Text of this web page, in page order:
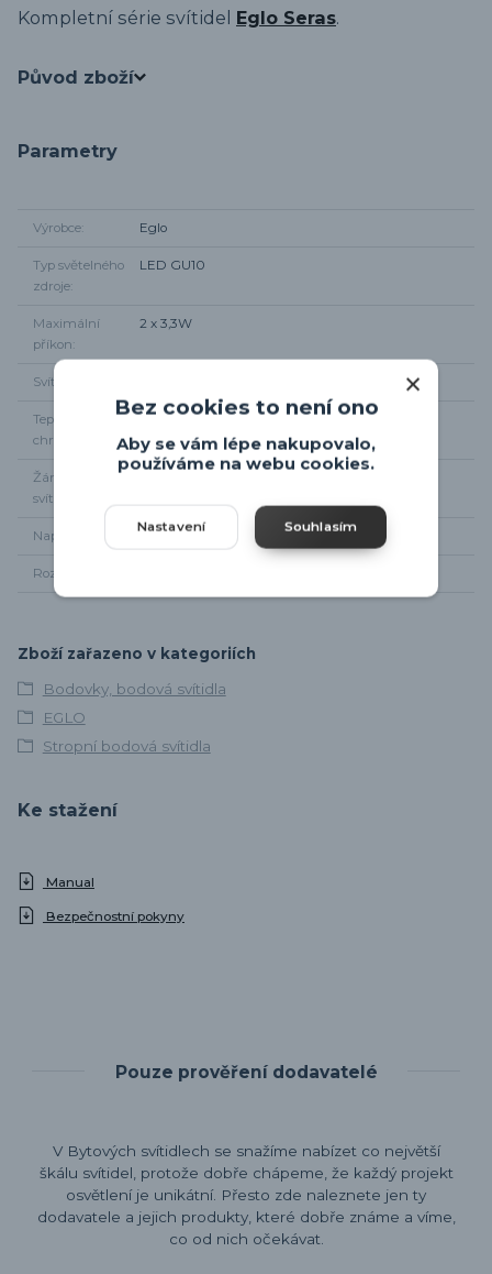
Kompletní série svítidel Eglo Seras.
Původ zboží
Parametry
Výrobce Eglo
Typ světelného
zdroje
LED GU10
Maximální
příkon
2 x 3,3W
Svítivost
Teplota
chromatičnosti
3000K
Žárovka součástí
svítidla
Napájení 220 - 240V
Rozměr svítidla
Zboží zařazeno v kategoriích
Bodovky, bodová svítidla
EGLO
Stropní bodová svítidla
Ke stažení
Manual
Bezpečnostní pokyny
Pouze prověření dodavatelé
V Bytových svítidlech se snažíme nabízet co největší
škálu svítidel, protože dobře chápeme, že každý projekt
osvětlení je unikátní. Přesto zde naleznete jen ty
dodavatele a jejich produkty, které dobře známe a víme,
co od nich očekávat.
Bez cookies to není ono
Aby se vám lépe nakupovalo,
používáme na webu cookies.
Nastavení Souhlasím